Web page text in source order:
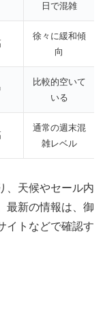
日で混雑
徐々に緩和傾
向
比較的空いて
いる
通常の週末混
雑レベル
、天候やセール内
最新の情報は、御
イトなどで確認す